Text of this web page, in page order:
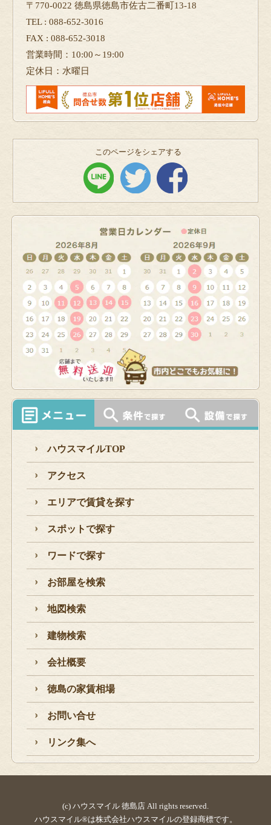
〒770-0022 徳島県徳島市佐古二番町13-18
TEL : 088-652-3016
FAX : 088-652-3018
営業時間：10:00～19:00
定休日：水曜日
このページをシェアする
ハウスマイルTOP
アクセス
エリアで賃貸を探す
スポットで探す
ワードで探す
お部屋を検索
地図検索
建物検索
会社概要
徳島の家賃相場
お問い合せ
リンク集へ
(c) ハウスマイル 徳島店 All rights reserved.
ハウスマイル®は株式会社ハウスマイルの登録商標です。